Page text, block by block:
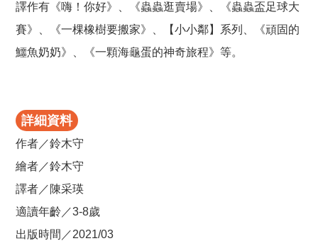
譯作有《嗨！你好》、《蟲蟲逛賣場》、《蟲蟲盃足球大
賽》、《一棵橡樹要搬家》、【小小鄰】系列、《頑固的
鱷魚奶奶》、《一顆海龜蛋的神奇旅程》等。
詳細資料
作者／鈴木守
繪者／鈴木守
譯者／陳采瑛
適讀年齡／3-8歲
出版時間／2021/03